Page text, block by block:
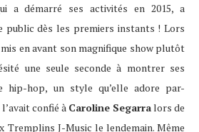
a démarré ses activités en 2015, a
public dès les premiers instants ! Lors
en avant son magnifique show plutôt
une seule seconde à montrer ses
hip-hop, un style qu’elle adore par-
confié à Caroline Segarralors de
Tremplins J-Music le lendemain. Même